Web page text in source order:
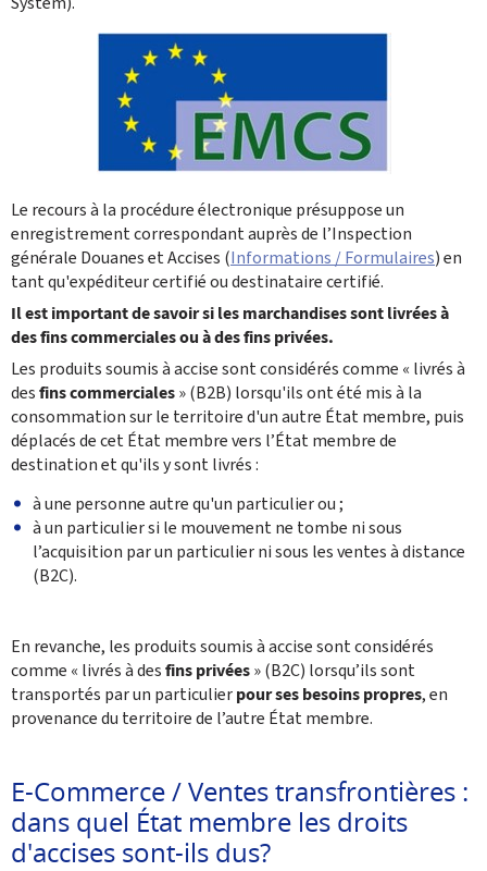
Le recours à la procédure électronique présuppose un
enregistrement correspondant auprès de l’Inspection
générale Douanes et Accises (Informations / Formulaires) en
tant qu'expéditeur certifié ou destinataire certifié.
Il est important de savoir si les marchandises sont livrées à
des fins commerciales ou à des fins privées.
Les produits soumis à accise sont considérés comme « livrés à
desfins commerciales» (B2B) lorsqu'ils ont été mis à la
consommation sur le territoire d'un autre État membre, puis
déplacés de cet État membre vers l’État membre de
destination et qu'ils y sont livrés :
à une personne autre qu'un particulier ou ;
à un particulier si le mouvement ne tombe ni sous
l’acquisition par un particulier ni sous les ventes à distance
(B2C).
En revanche, les produits soumis à accise sont considérés
comme « livrés à desfins privées» (B2C) lorsqu’ilssont
transportés par un particulierpour ses besoins propres, en
provenance du territoire de l’autre État membre.
E-Commerce / Ventes transfrontières :
dans quel État membre les droits
‎d'accises sont-ils dus? ‎